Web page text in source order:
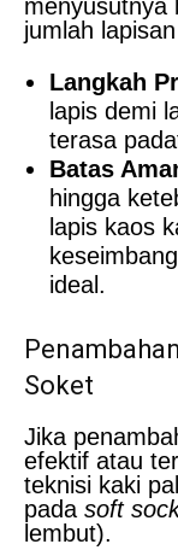
menyusutnya
jumlah
Langkah
lapis demi
terasa
Batas
hingga
lapis kaos
ideal.
Soket
Jika
efektif atau
teknisi kaki
pada soft
lembut).